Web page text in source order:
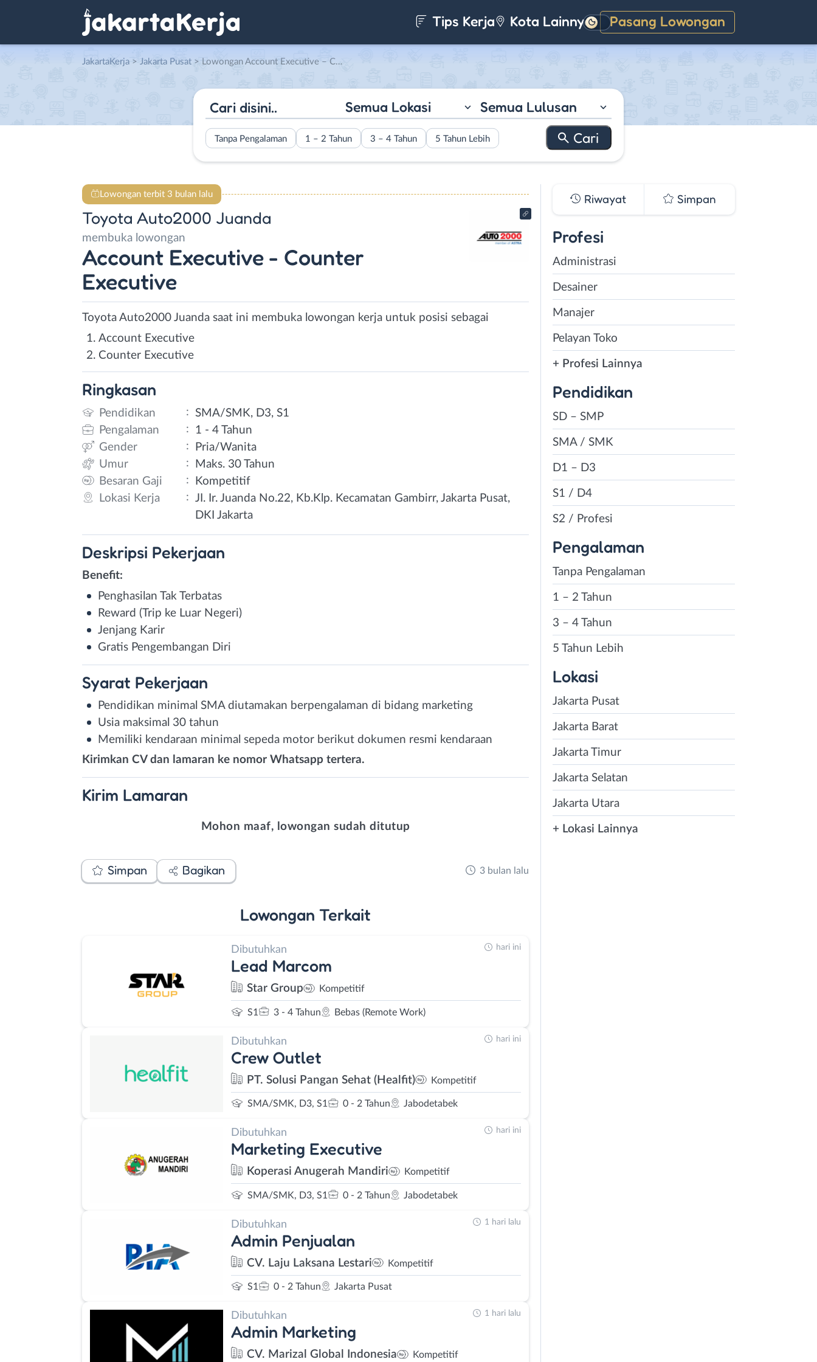
Tips Kerja Kota Lainnya Pasang Lowongan
Gelap
JakartaKerja > Jakarta Pusat > Lowongan Account Executive – Counter Executive di Toyota Auto2000 Juanda
Semua Lokasi Semua Lulusan
Tanpa Pengalaman 1 – 2 Tahun 3 – 4 Tahun 5 Tahun Lebih
Lowongan terbit 3 bulan lalu
Toyota Auto2000 Juanda
membuka lowongan
Account Executive - Counter
Executive
Toyota Auto2000 Juanda saat ini membuka lowongan kerja untuk posisi sebagai
Account Executive
Counter Executive
Ringkasan
Pendidikan : SMA/SMK, D3, S1
Pengalaman
:
1 - 4 Tahun
Gender
:
Pria/Wanita
Umur
:
Maks. 30 Tahun
Besaran Gaji
:
Kompetitif
Lokasi Kerja
: JI. Ir. Juanda No.22, Kb.Klp. Kecamatan Gambirr, Jakarta Pusat,
DKI Jakarta
Deskripsi Pekerjaan
Benefit:
Penghasilan Tak Terbatas
Reward (Trip ke Luar Negeri)
Jenjang Karir
Gratis Pengembangan Diri
Syarat Pekerjaan
Pendidikan minimal SMA diutamakan berpengalaman di bidang marketing
Usia maksimal 30 tahun
Memiliki kendaraan minimal sepeda motor berikut dokumen resmi kendaraan
Kirimkan CV dan lamaran ke nomor Whatsapp tertera.
Kirim Lamaran
Mohon maaf, lowongan sudah ditutup
Simpan Bagikan 3 bulan lalu
Lowongan Terkait
Dibutuhkan
Lead Marcom
Star Group Kompetitif
S1 3 - 4 Tahun Bebas (Remote Work)
hari ini
Dibutuhkan
Crew Outlet
PT. Solusi Pangan Sehat (Healfit) Kompetitif
SMA/SMK, D3, S1 0 - 2 Tahun Jabodetabek
hari ini
Dibutuhkan
Marketing Executive
Koperasi Anugerah Mandiri Kompetitif
SMA/SMK, D3, S1 0 - 2 Tahun Jabodetabek
hari ini
Dibutuhkan
Admin Penjualan
CV. Laju Laksana Lestari Kompetitif
S1 0 - 2 Tahun Jakarta Pusat
1 hari lalu
Dibutuhkan
Admin Marketing
CV. Marizal Global Indonesia Kompetitif
1 hari lalu
Riwayat Simpan
Profesi
Administrasi
Desainer
Manajer
Pelayan Toko
+ Profesi Lainnya
Pendidikan
SD – SMP
SMA / SMK
D1 – D3
S1 / D4
S2 / Profesi
Pengalaman
Tanpa Pengalaman
1 – 2 Tahun
3 – 4 Tahun
5 Tahun Lebih
Lokasi
Jakarta Pusat
Jakarta Barat
Jakarta Timur
Jakarta Selatan
Jakarta Utara
+ Lokasi Lainnya